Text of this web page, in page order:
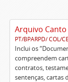
Arquivo
PT/BPARPD/ COL/
Inclui os
compreendem
contratos,
sentenças, cartas